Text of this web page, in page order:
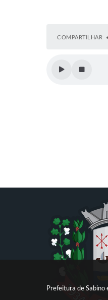
Prefeitura de Sabino
COMPARTILHAR